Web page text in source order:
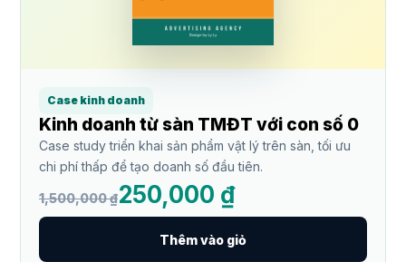
Case kinh doanh
Kinh doanh từ sàn TMĐT với con số 0
Case study triển khai sản phẩm vật lý trên sàn, tối ưu
chi phí thấp để tạo doanh số đầu tiên.
1,500,000 ₫250,000 ₫
Thêm vào giỏ